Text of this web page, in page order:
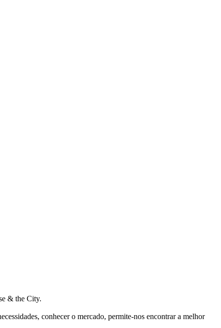
& the City.
conhecer o mercado, permite-nos encontrar a melhor